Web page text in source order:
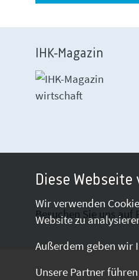
IHK-Magazin
Besuchen Sie uns
Diese
Wir verwenden
Website zu
Außerdem geben wir
Unsere Partner